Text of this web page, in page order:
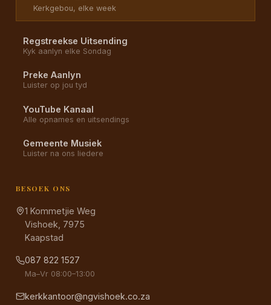
Kerkgebou, elke week
Regstreekse Uitsending
Kyk aanlyn elke Sondag
Preke Aanlyn
Luister op jou tyd
YouTube Kanaal
Alle opnames en uitsendings
Gemeente Musiek
Luister na ons liedere
BESOEK ONS
1 Kommetjie Weg
Vishoek, 7975
Kaapstad
087 822 1527
Ma–Vr 08:00–13:00
kerkkantoor@ngvishoek.co.za